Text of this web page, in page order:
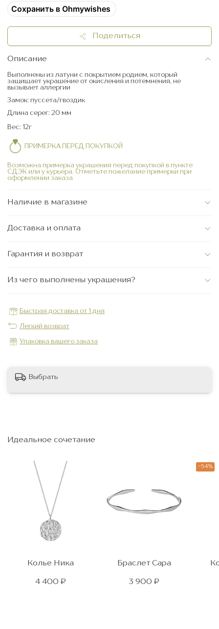
Сохранить в Ohmywishes
Поделиться
Описание
Выполнены из латуни с покрытием родием, который
защищает украшение от окисления и потемнения, не
вызывает аллергии
Замок: пуссета/гвоздик
Длина серег: 20 мм
Вес: 12г
ПРИМЕРКА ПЕРЕД ПОКУПКОЙ
Возможна примерка украшения перед покупкой в пункте
СДЭК или у курьера. Отметьте пожелание примерки при
оформлении заказа
Наличие в магазине
Доставка и оплата
Гарантия и возврат
Из чего выполнены украшения?
Быстрая доставка от 1 дня
Легкий возврат
Упаковка вашего заказа
Выбрать
Идеальное сочетание
Колье Ника
4 400 ₽
Браслет Сара
3 900 ₽
-54%